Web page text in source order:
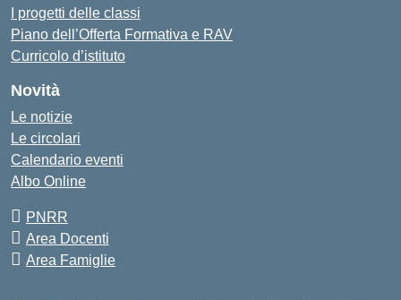
I progetti delle classi
Piano dell’Offerta Formativa e RAV
Curricolo d’istituto
Novità
Le notizie
Le circolari
Calendario eventi
Albo Online
PNRR
Area Docenti
Area Famiglie